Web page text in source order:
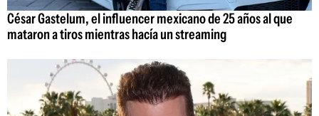
César Gastelum, el influencer mexicano de 25 años al que
mataron a tiros mientras hacía un streaming